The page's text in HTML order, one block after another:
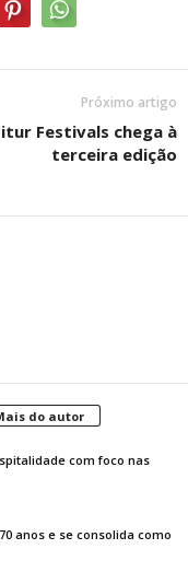
Próximo artigo
Festivals chega à
terceira edição
do autor
com foco nas
anos e se consolida como